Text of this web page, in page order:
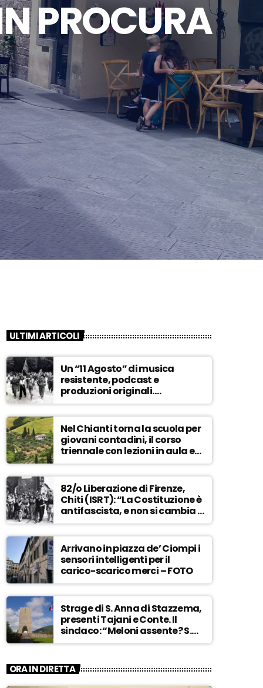
PROCURA
ULTIMI ARTICOLI
Un “11 Agosto” di musica
resistente, podcast e
produzioni originali.
Novaradio festeggia in onda
la Liberazione di Firenze
Nel Chianti torna la scuola per
giovani contadini, il corso
triennale con lezioni in aula e
tra i campi – ASCOLTA
82/o Liberazione di Firenze,
Chiti (ISRT): “La Costituzione è
antifascista, e non si cambia a
maggioranza” – ASCOLTA
Arrivano in piazza de’ Ciompi i
sensori intelligenti per il
carico-scarico merci – FOTO
Strage di S. Anna di Stazzema,
presenti Tajani e Conte. Il
sindaco: “Meloni assente? S.
Anna aperta tutto l’anno…” –
ORA IN DIRETTA